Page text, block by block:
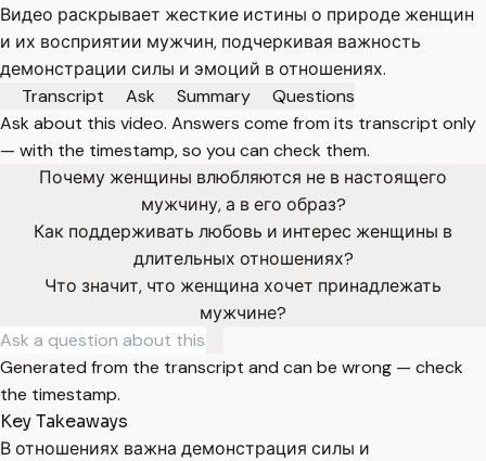
Видео раскрывает жесткие истины о природе женщин
и их восприятии мужчин, подчеркивая важность
демонстрации силы и эмоций в отношениях.
Transcript
Ask Summary
Questions
Ask about this video. Answers come from its transcript only
— with the timestamp, so you can check them.
Почему женщины влюбляются не в настоящего
мужчину, а в его образ?
Как поддерживать любовь и интерес женщины в
длительных отношениях?
Что значит, что женщина хочет принадлежать
мужчине?
Generated from the transcript and can be wrong — check
the timestamp.
Key Takeaways
В отношениях важна демонстрация силы и